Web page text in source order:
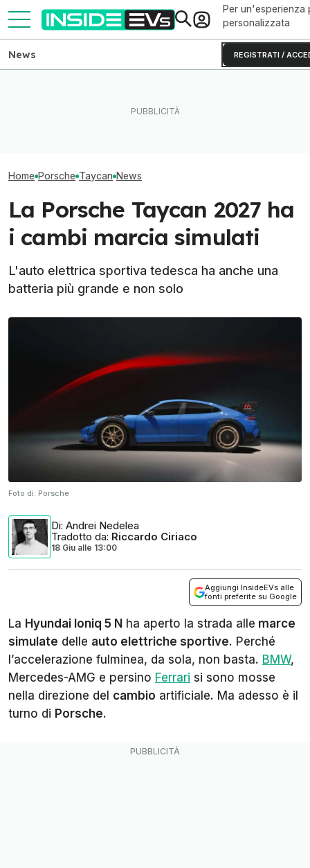
Per un'esperienza
personalizzata
REGISTRATI /
News
Home Porsche Taycan News
La Porsche Taycan 2027 ha
i cambi marcia simulati
L'auto elettrica sportiva tedesca ha anche una
batteria più grande e non solo
Foto di: Porsche
Di: Andrei Nedelea
Tradotto da: Riccardo Ciriaco
18 Giu alle 13:00
Aggiungi InsideEVs alle
fonti preferite su Google
La Hyundai Ioniq 5 N ha aperto la strada alle marce
simulate delle auto elettriche sportive. Perché
l’accelerazione fulminea, da sola, non basta. BMW,
Mercedes-AMG e persino Ferrari si sono mosse
nella direzione del cambio artificiale. Ma adesso è il
turno di Porsche.